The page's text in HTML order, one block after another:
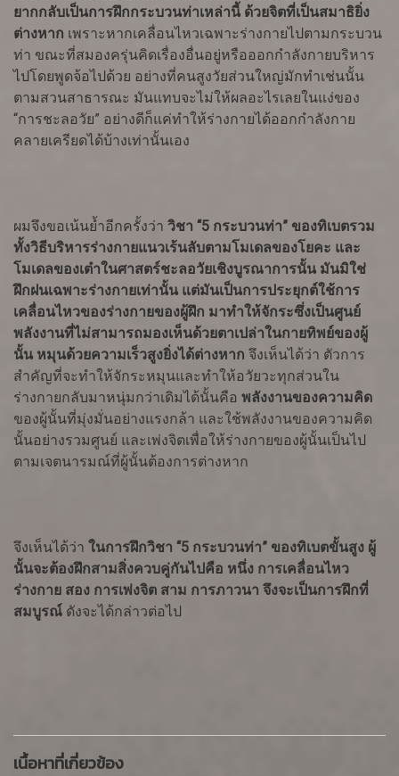
ยากกลับเป็นการฝึกกระบวนท่าเหล่านี้ ด้วยจิตที่เป็นสมาธิยิ่ง
ต่างหาก เพราะหากเคลื่อนไหวเฉพาะร่างกายไปตามกระบวน
ท่า ขณะที่สมองครุ่นคิดเรื่องอื่นอยู่หรือออกกำลังกายบริหาร
ไปโดยพูดจ้อไปด้วย อย่างที่คนสูงวัยส่วนใหญ่มักทำเช่นนั้น
ตามสวนสาธารณะ มันแทบจะไม่ให้ผลอะไรเลยในแง่ของ
“การชะลอวัย” อย่างดีก็แค่ทำให้ร่างกายได้ออกกำลังกาย
คลายเครียดได้บ้างเท่านั้นเอง
ผมจึงขอเน้นย้ำอีกครั้งว่า วิชา “5 กระบวนท่า” ของทิเบตรวม
ทั้งวิธีบริหารร่างกายแนวเร้นลับตามโมเดลของโยคะ และ
โมเดลของเต๋าในศาสตร์ชะลอวัยเชิงบูรณาการนั้น มันมิใช่
ฝึกฝนเฉพาะร่างกายเท่านั้น แต่มันเป็นการประยุกต์ใช้การ
เคลื่อนไหวของร่างกายของผู้ฝึก มาทำให้จักระซึ่งเป็นศูนย์
พลังงานที่ไม่สามารถมองเห็นด้วยตาเปล่าในกายทิพย์ของผู้
นั้น หมุนด้วยความเร็วสูงยิ่งได้ต่างหาก จึงเห็นได้ว่า ตัวการ
สำคัญที่จะทำให้จักระหมุนและทำให้อวัยวะทุกส่วนใน
ร่างกายกลับมาหนุ่มกว่าเดิมได้นั้นคือ พลังงานของความคิด
ของผู้นั้นที่มุ่งมั่นอย่างแรงกล้า และใช้พลังงานของความคิด
นั้นอย่างรวมศูนย์ และเพ่งจิตเพื่อให้ร่างกายของผู้นั้นเป็นไป
ตามเจตนารมณ์ที่ผู้นั้นต้องการต่างหาก
จึงเห็นได้ว่า ในการฝึกวิชา “5 กระบวนท่า” ของทิเบตขั้นสูง ผู้
นั้นจะต้องฝึกสามสิ่งควบคู่กันไปคือ หนึ่ง การเคลื่อนไหว
ร่างกาย สอง การเพ่งจิต สาม การภาวนา จึงจะเป็นการฝึกที่
สมบูรณ์ ดังจะได้กล่าวต่อไป
เนื้อหาที่เกี่ยวข้อง